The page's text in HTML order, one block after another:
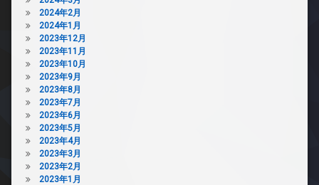
2024年2月
2024年1月
2023年12月
2023年11月
2023年10月
2023年9月
2023年8月
2023年7月
2023年6月
2023年5月
2023年4月
2023年3月
2023年2月
2023年1月